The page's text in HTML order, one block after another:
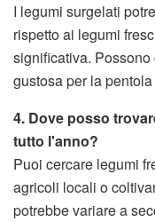
I legumi surgelati
rispetto ai legumi
significativa.
gustosa per la
4. Dove posso
tutto l'anno?
Puoi cercare legumi
agricoli locali o
potrebbe variare a